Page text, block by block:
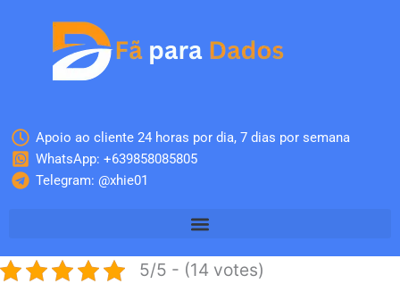
Apoio ao cliente 24 horas por dia, 7 dias por semana
WhatsApp: +639858085805
Telegram: @xhie01
5/5 - (14 votes)